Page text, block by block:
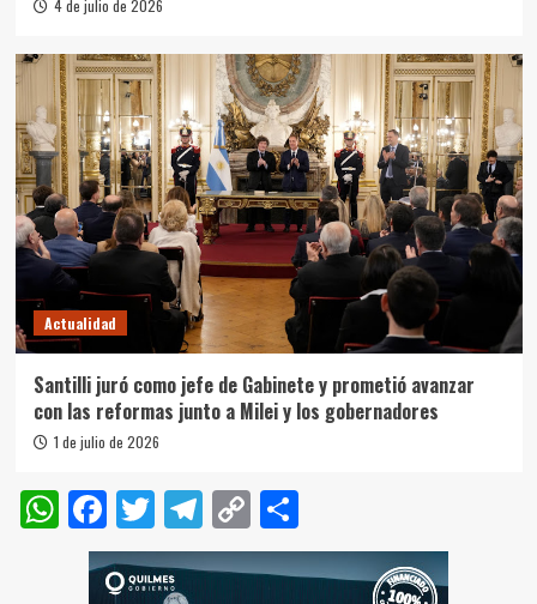
4 de julio de 2026
Actualidad
Santilli juró como jefe de Gabinete y prometió avanzar
con las reformas junto a Milei y los gobernadores
1 de julio de 2026
WhatsApp
Facebook
Twitter
Telegram
Copy
Link
Compartir